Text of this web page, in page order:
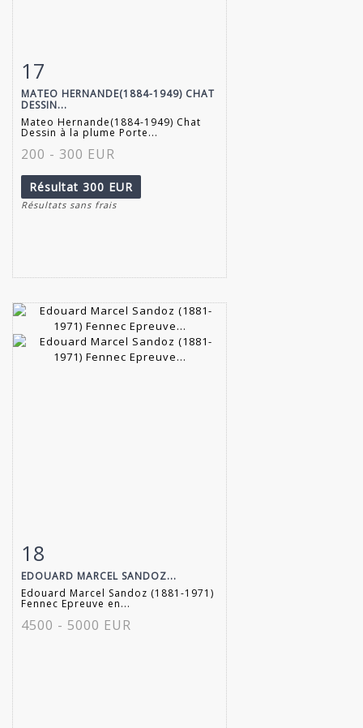
Fiche détaillée
17
MATEO HERNANDE(1884-1949) CHAT
DESSIN...
Mateo Hernande(1884-1949) Chat
Dessin à la plume Porte...
200 - 300 EUR
Résultat 300 EUR
Résultats sans frais
Fiche détaillée
18
EDOUARD MARCEL SANDOZ...
Edouard Marcel Sandoz (1881-1971)
Fennec Epreuve en...
4500 - 5000 EUR